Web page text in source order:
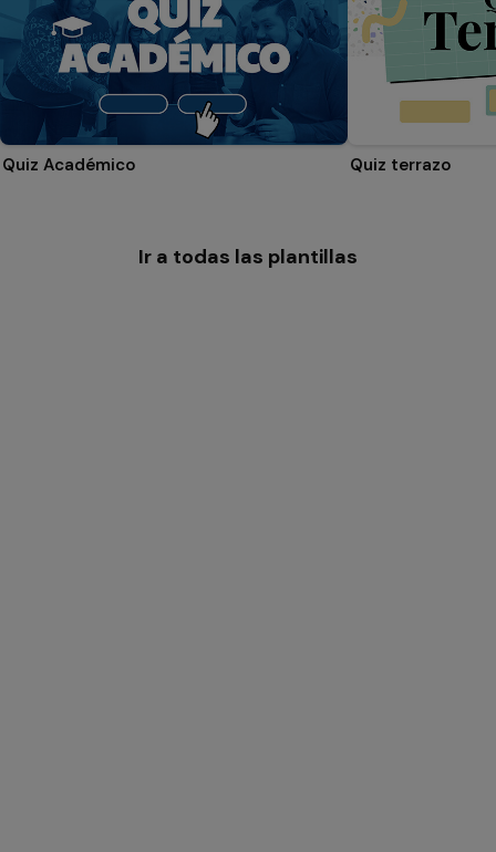
Quiz Académico Quiz terrazo
Ir a todas las plantillas